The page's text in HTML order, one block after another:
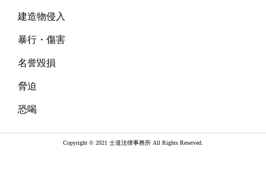
建造物侵入
暴行・傷害
名誉毀損
脅迫
恐喝
Copyright © 2021 士道法律事務所 All Rights Reserved.